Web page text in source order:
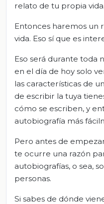
relato de tu propia vida.
Entonces haremos un
vida. Eso sí que es
Eso será durante toda
en el día de hoy solo
las características de
de escribir la tuya
cómo se escriben, y
autobiografía más
Pero antes de
te ocurre una razón
autobiografías, o sea,
personas.
Si sabes de dónde